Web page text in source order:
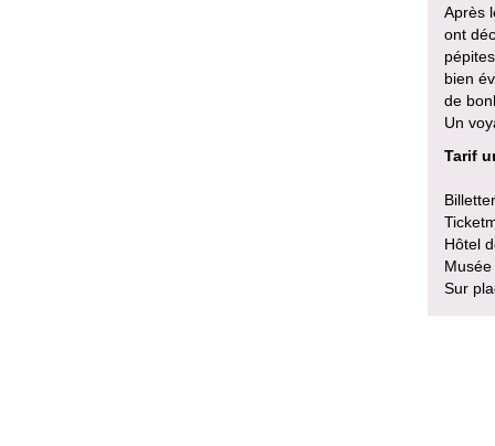
Après
ont
bien
de
Un
Tarif
Hôtel
Musée
Sur